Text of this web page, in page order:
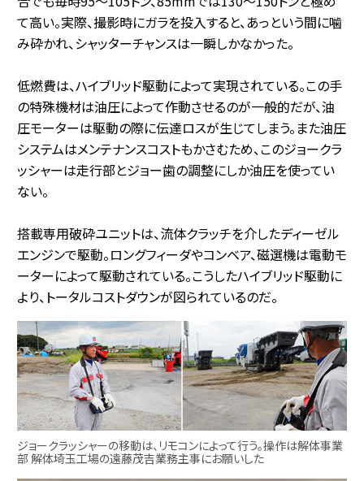
て高い。実際、撮影時にガラを投入すると、あっという間に噛
み砕かれ、シャッターチャンスは一瞬しかなかった。
低燃費は、ハイブリッド駆動によって実現されている。この手
の特殊機材は油圧によって作動させるのが一般的だが、油
圧モーターは駆動の際に伝達ロスが生じてしまう。また油圧
システムはメンテナンスコストもかさむため、このジョークラ
ッシャーは走行部とジョー歯の調整にしか油圧を使ってい
ない。
搭載専用破砕ユニットは、流体クラッチを介したディーゼル
エンジンで駆動。ロングフィーダやコンベア、磁選機は電動モ
ーターによって駆動されている。こうしたハイブリッド駆動に
より、トータルコストダウンが図られているのだ。
ジョークラッシャーの移動は、リモコンによって行う。操作は解体事業
部 解体埼玉工場の遠藤茂吉業務主事にお願いした